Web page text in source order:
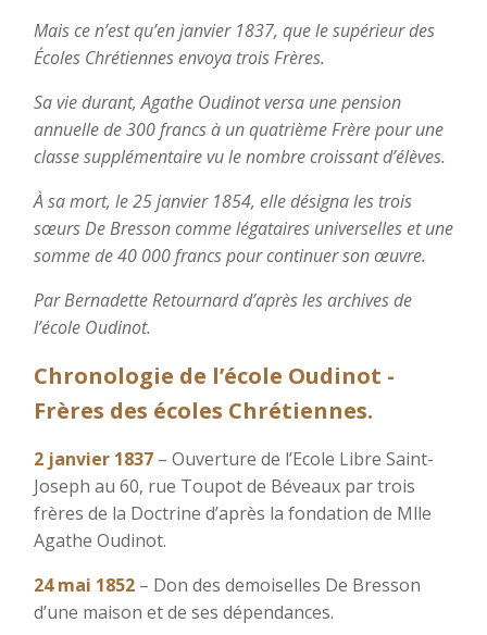
Mais ce n’est qu’en janvier 1837, que le supérieur des
Écoles Chrétiennes envoya trois Frères.
Sa vie durant, Agathe Oudinot versa une pension
annuelle de 300 francs à un quatrième Frère pour une
classe supplémentaire vu le nombre croissant d’élèves.
À sa mort, le 25 janvier 1854, elle désigna les trois
sœurs De Bresson comme légataires universelles et une
somme de 40 000 francs pour continuer son œuvre.
Par Bernadette Retournard d’après les archives de
l’école Oudinot.
Chronologie de l’école Oudinot -
Frères des écoles Chrétiennes.
2 janvier 1837 – Ouverture de l’Ecole Libre Saint-
Joseph au 60, rue Toupot de Béveaux par trois
frères de la Doctrine d’après la fondation de Mlle
Agathe Oudinot.
24 mai 1852 – Don des demoiselles De Bresson
d’une maison et de ses dépendances.